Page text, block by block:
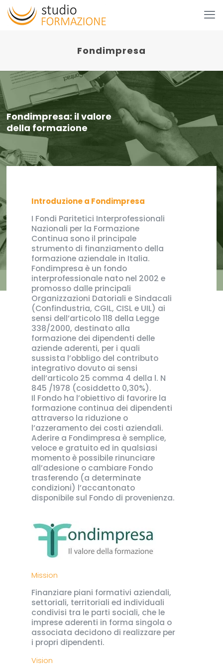
Fondimpresa
Fondimpresa: il valore
della formazione
Introduzione a Fondimpresa
I Fondi Paritetici Interprofessionali
Nazionali per la Formazione
Continua sono il principale
strumento di finanziamento della
formazione aziendale in Italia.
Fondimpresa è un fondo
interprofessionale nato nel 2002 e
promosso dalle principali
Organizzazioni Datoriali e Sindacali
(Confindustria, CGIL, CISL e UIL) ai
sensi dell’articolo 118 della Legge
338/2000, destinato alla
formazione dei dipendenti delle
aziende aderenti, per i quali
sussista l’obbligo del contributo
integrativo dovuto ai sensi
dell’articolo 25 comma 4 della l. N
845 /1978 (cosiddetto 0,30%).
Il Fondo ha l’obiettivo di favorire la
formazione continua dei dipendenti
attraverso la riduzione o
l’azzeramento dei costi aziendali.
Aderire a Fondimpresa è semplice,
veloce e gratuito ed in qualsiasi
momento è possibile rinunciare
all’adesione o cambiare Fondo
trasferendo (a determinate
condizioni) l’accantonato
disponibile sul Fondo di provenienza.
Mission
Finanziare piani formativi aziendali,
settoriali, territoriali ed individuali
condivisi tra le parti sociali, che le
imprese aderenti in forma singola o
associata decidono di realizzare per
i propri dipendenti.
Vision